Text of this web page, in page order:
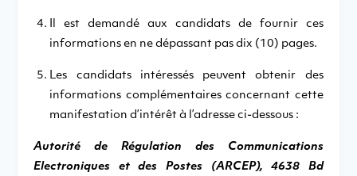
Il est demandé aux candidats de fournir ces
informations en ne dépassant pas dix (10) pages.
Les candidats intéressés peuvent obtenir des
informations complémentaires concernant cette
manifestation d’intérêt à l’adresse ci-dessous :
Autorité de Régulation des Communications
Electroniques et des Postes (ARCEP), 4638 Bd